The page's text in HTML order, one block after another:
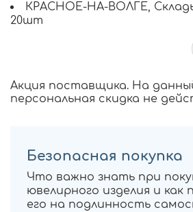
КРАСНОЕ-НА-ВОЛГЕ,
20шт
Акция поставщика. На
персональная скидка не
Безопасная покупка
Что важно знать при
ювелирного изделия и как
его на подлинность